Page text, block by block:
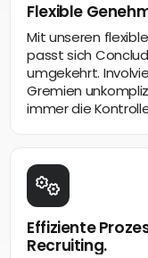
Flexible
Mit unseren
passt sich
umgekehrt.
Gremien
immer die
Effiziente
Recruiting.